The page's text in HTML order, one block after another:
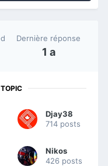
Dernière réponse
1 a
Djay38
714 posts
Nikos
426 posts